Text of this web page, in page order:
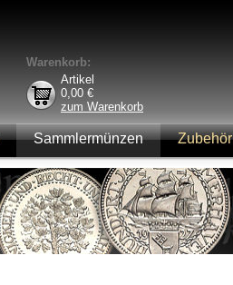
Warenkorb:
Artikel
0,00 €
zum Warenkorb
Sammlermünzen Zubehör